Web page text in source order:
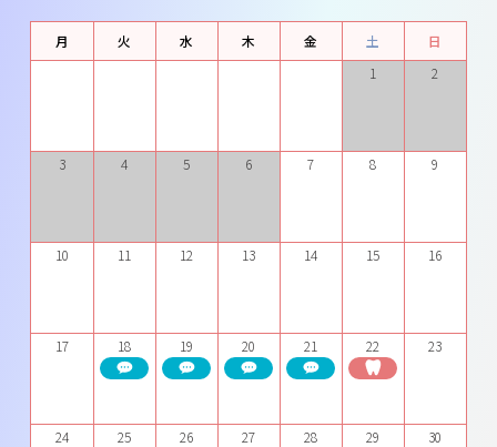
月 火 水 木 金 土
日
1
2
3 4 5 6 7 8 9
10 11 12 13 14 15 16
17 18 19 20 21 22 23
24 25 26 27 28 29 30